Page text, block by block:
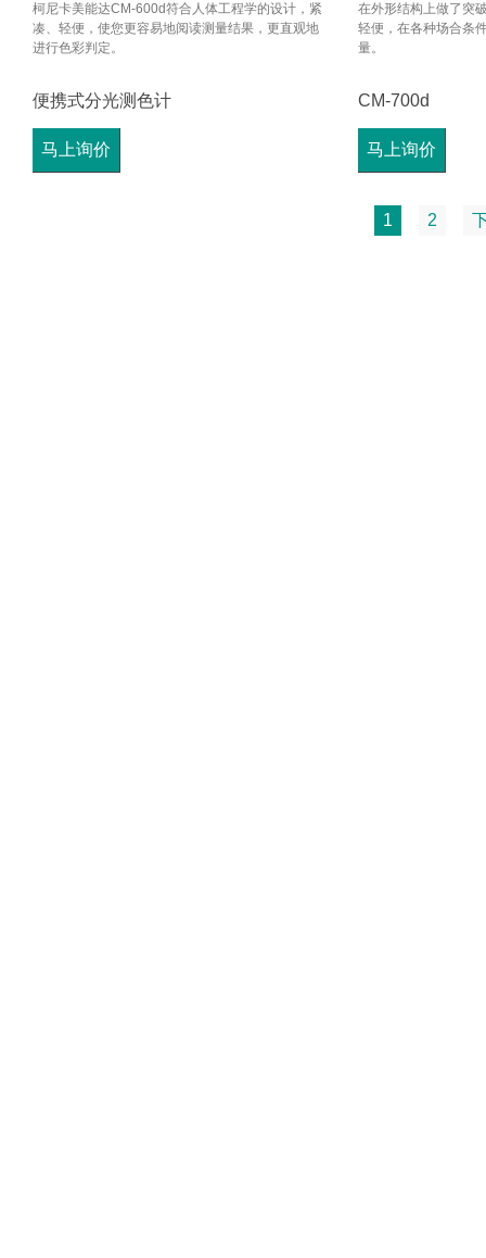
柯尼卡美能达CM-600d符合人体工程学的设计，紧
凑、轻便，使您更容易地阅读测量结果，更直观地
进行色彩判定。
便携式分光测色计
马上询价
在外形结构上做了突
轻便，在各种场合条
量。
CM-700d
马上询价
1 2